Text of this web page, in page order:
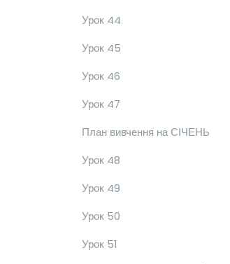
Урок 44
Урок 45
Урок 46
Урок 47
План вивчення на СІЧЕНЬ
Урок 48
Урок 49
Урок 50
Урок 51